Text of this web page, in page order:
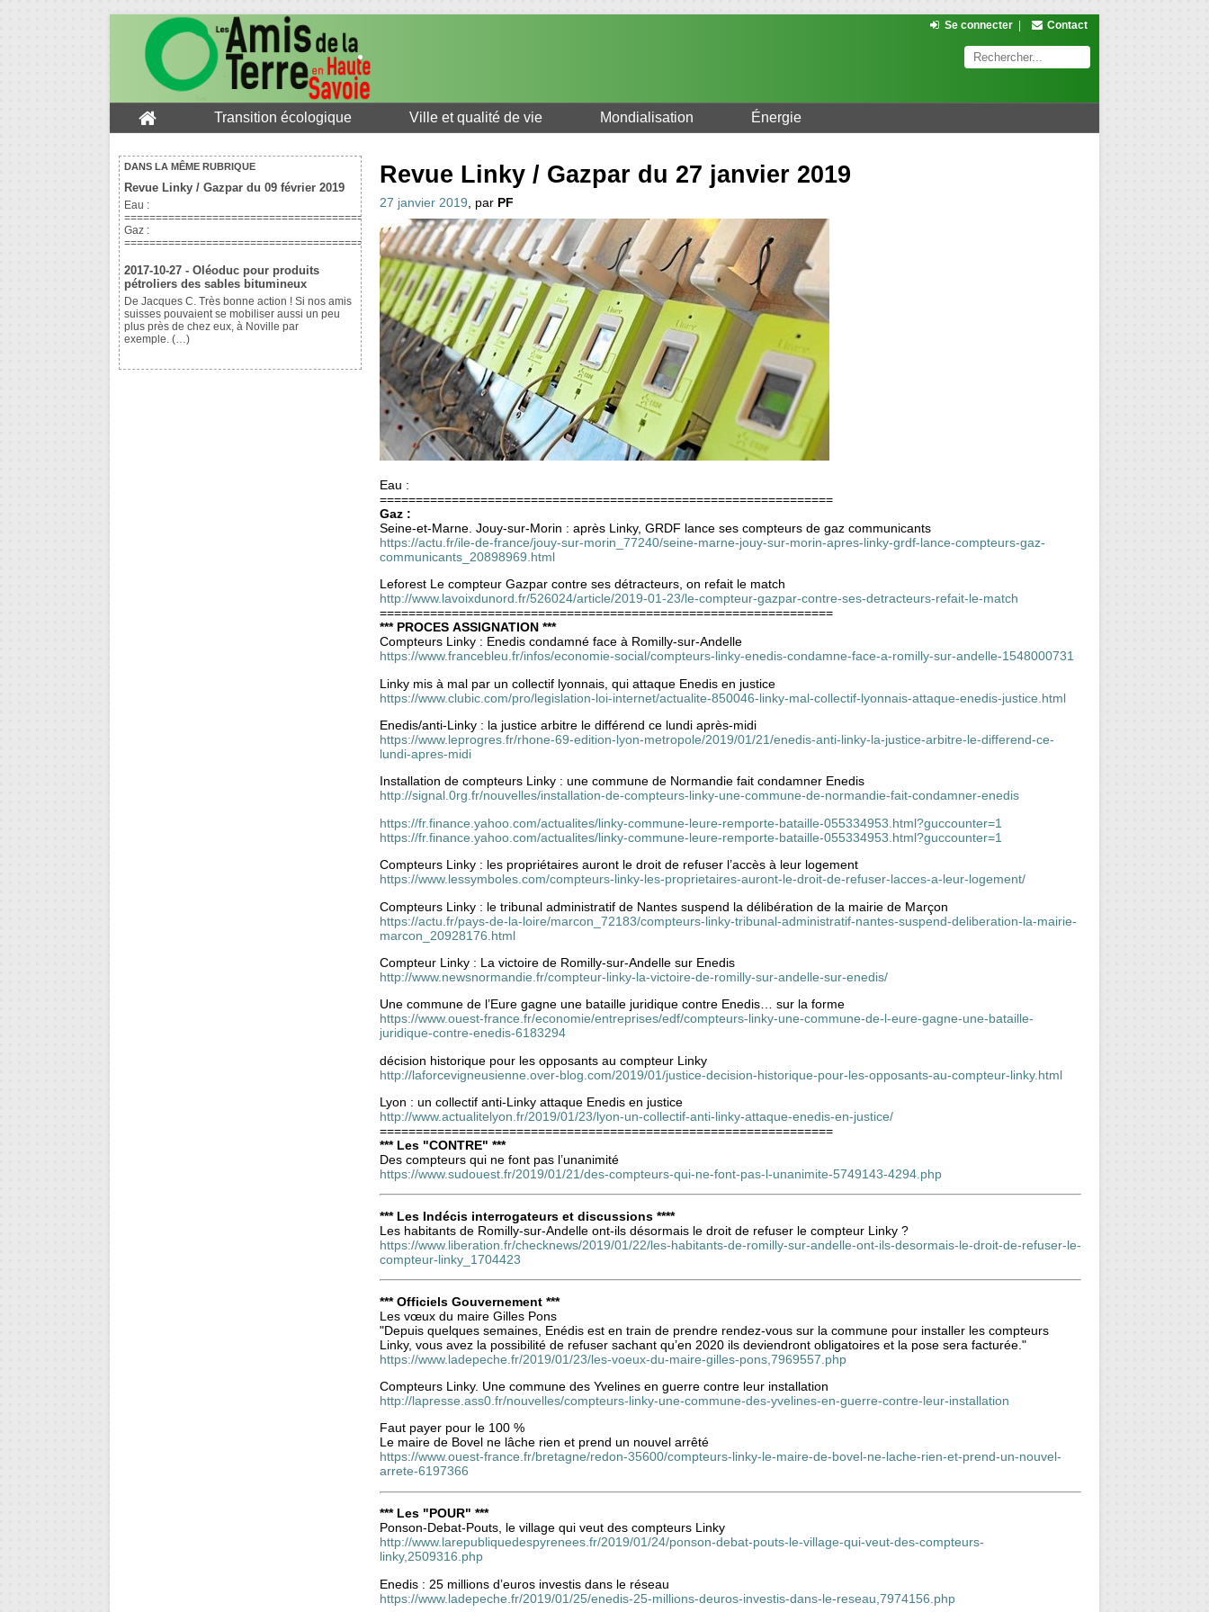
Se connecter Contact
Transition écologique Ville et qualité de vie Mondialisation Énergie
DANS LA MÊME RUBRIQUE
Revue Linky / Gazpar du 09 février 2019
Eau :
===============================================================
Gaz :
=============================================================== (…)
2017-10-27 - Oléoduc pour produits
pétroliers des sables bitumineux
De Jacques C. Très bonne action ! Si nos amis
suisses pouvaient se mobiliser aussi un peu
plus près de chez eux, à Noville par
exemple. (…)
Revue Linky / Gazpar du 27 janvier 2019
27 janvier 2019, par PF
Eau :
===============================================================
Gaz :
Seine-et-Marne. Jouy-sur-Morin : après Linky, GRDF lance ses compteurs de gaz communicants
https://actu.fr/ile-de-france/jouy-sur-morin_77240/seine-marne-jouy-sur-morin-apres-linky-grdf-lance-compteurs-gaz-
communicants_20898969.html
Leforest Le compteur Gazpar contre ses détracteurs, on refait le match
http://www.lavoixdunord.fr/526024/article/2019-01-23/le-compteur-gazpar-contre-ses-detracteurs-refait-le-match
===============================================================
*** PROCES ASSIGNATION ***
Compteurs Linky : Enedis condamné face à Romilly-sur-Andelle
https://www.francebleu.fr/infos/economie-social/compteurs-linky-enedis-condamne-face-a-romilly-sur-andelle-1548000731
Linky mis à mal par un collectif lyonnais, qui attaque Enedis en justice
https://www.clubic.com/pro/legislation-loi-internet/actualite-850046-linky-mal-collectif-lyonnais-attaque-enedis-justice.html
Enedis/anti-Linky : la justice arbitre le différend ce lundi après-midi
https://www.leprogres.fr/rhone-69-edition-lyon-metropole/2019/01/21/enedis-anti-linky-la-justice-arbitre-le-differend-ce-
lundi-apres-midi
Installation de compteurs Linky : une commune de Normandie fait condamner Enedis
http://signal.0rg.fr/nouvelles/installation-de-compteurs-linky-une-commune-de-normandie-fait-condamner-enedis
https://fr.finance.yahoo.com/actualites/linky-commune-leure-remporte-bataille-055334953.html?guccounter=1
https://fr.finance.yahoo.com/actualites/linky-commune-leure-remporte-bataille-055334953.html?guccounter=1
Compteurs Linky : les propriétaires auront le droit de refuser l’accès à leur logement
https://www.lessymboles.com/compteurs-linky-les-proprietaires-auront-le-droit-de-refuser-lacces-a-leur-logement/
Compteurs Linky : le tribunal administratif de Nantes suspend la délibération de la mairie de Marçon
https://actu.fr/pays-de-la-loire/marcon_72183/compteurs-linky-tribunal-administratif-nantes-suspend-deliberation-la-mairie-
marcon_20928176.html
Compteur Linky : La victoire de Romilly-sur-Andelle sur Enedis
http://www.newsnormandie.fr/compteur-linky-la-victoire-de-romilly-sur-andelle-sur-enedis/
Une commune de l’Eure gagne une bataille juridique contre Enedis… sur la forme
https://www.ouest-france.fr/economie/entreprises/edf/compteurs-linky-une-commune-de-l-eure-gagne-une-bataille-
juridique-contre-enedis-6183294
décision historique pour les opposants au compteur Linky
http://laforcevigneusienne.over-blog.com/2019/01/justice-decision-historique-pour-les-opposants-au-compteur-linky.html
Lyon : un collectif anti-Linky attaque Enedis en justice
http://www.actualitelyon.fr/2019/01/23/lyon-un-collectif-anti-linky-attaque-enedis-en-justice/
===============================================================
*** Les "CONTRE" ***
Des compteurs qui ne font pas l’unanimité
https://www.sudouest.fr/2019/01/21/des-compteurs-qui-ne-font-pas-l-unanimite-5749143-4294.php
*** Les Indécis interrogateurs et discussions ****
Les habitants de Romilly-sur-Andelle ont-ils désormais le droit de refuser le compteur Linky ?
https://www.liberation.fr/checknews/2019/01/22/les-habitants-de-romilly-sur-andelle-ont-ils-desormais-le-droit-de-refuser-le-
compteur-linky_1704423
*** Officiels Gouvernement ***
Les vœux du maire Gilles Pons
"Depuis quelques semaines, Enédis est en train de prendre rendez-vous sur la commune pour installer les compteurs
Linky, vous avez la possibilité de refuser sachant qu’en 2020 ils deviendront obligatoires et la pose sera facturée."
https://www.ladepeche.fr/2019/01/23/les-voeux-du-maire-gilles-pons,7969557.php
Compteurs Linky. Une commune des Yvelines en guerre contre leur installation
http://lapresse.ass0.fr/nouvelles/compteurs-linky-une-commune-des-yvelines-en-guerre-contre-leur-installation
Faut payer pour le 100 %
Le maire de Bovel ne lâche rien et prend un nouvel arrêté
https://www.ouest-france.fr/bretagne/redon-35600/compteurs-linky-le-maire-de-bovel-ne-lache-rien-et-prend-un-nouvel-
arrete-6197366
*** Les "POUR" ***
Ponson-Debat-Pouts, le village qui veut des compteurs Linky
http://www.larepubliquedespyrenees.fr/2019/01/24/ponson-debat-pouts-le-village-qui-veut-des-compteurs-
linky,2509316.php
Enedis : 25 millions d’euros investis dans le réseau
https://www.ladepeche.fr/2019/01/25/enedis-25-millions-deuros-investis-dans-le-reseau,7974156.php